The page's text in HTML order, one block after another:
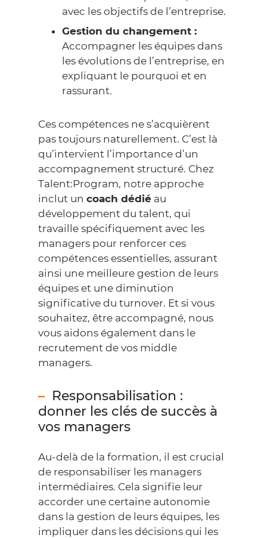
avec les objectifs de l’entreprise.
Gestion du changement :
Accompagner les équipes dans
les évolutions de l’entreprise, en
expliquant le pourquoi et en
rassurant.
Ces compétences ne s’acquièrent
pas toujours naturellement. C’est là
qu’intervient l’importance d’un
accompagnement structuré. Chez
Talent:Program, notre approche
inclut un coach dédié au
développement du talent, qui
travaille spécifiquement avec les
managers pour renforcer ces
compétences essentielles, assurant
ainsi une meilleure gestion de leurs
équipes et une diminution
significative du turnover. Et si vous
souhaitez, être accompagné, nous
vous aidons également dans le
recrutement de vos middle
managers.
Responsabilisation :
donner les clés de succès à
vos managers
Au-delà de la formation, il est crucial
de responsabiliser les managers
intermédiaires. Cela signifie leur
accorder une certaine autonomie
dans la gestion de leurs équipes, les
impliquer dans les décisions qui les